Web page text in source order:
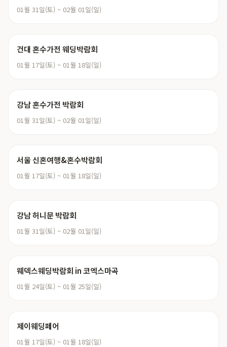
01월 31일(토) ~ 02월 01일(일)
건대 혼수가전 웨딩박람회
01월 17일(토) ~ 01월 18일(일)
강남 혼수가전 박람회
01월 31일(토) ~ 02월 01일(일)
서울 신혼여행&혼수박람회
01월 17일(토) ~ 01월 18일(일)
강남 허니문 박람회
01월 31일(토) ~ 02월 01일(일)
웨덱스웨딩박람회 in 코엑스마곡
01월 24일(토) ~ 01월 25일(일)
제이웨딩페어
01월 17일(토) ~ 01월 18일(일)